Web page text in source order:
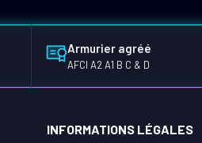
Armurier agréé
AFCI A2 A1 B C & D
INFORMATIONS LÉGALES